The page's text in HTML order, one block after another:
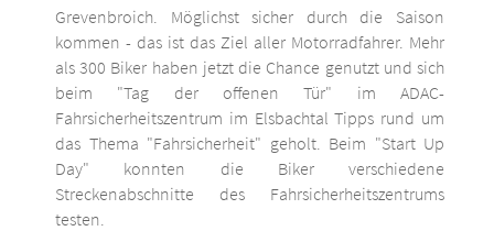
Grevenbroich. Möglichst sicher durch die Saison
kommen - das ist das Ziel aller Motorradfahrer. Mehr
als 300 Biker haben jetzt die Chance genutzt und sich
beim "Tag der offenen Tür" im ADAC-
Fahrsicherheitszentrum im Elsbachtal Tipps rund um
das Thema "Fahrsicherheit" geholt. Beim "Start Up
Day" konnten die Biker verschiedene
Streckenabschnitte des Fahrsicherheitszentrums
testen.